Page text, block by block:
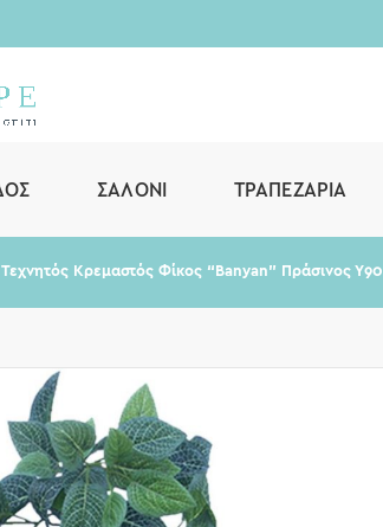
ΣΑΛΌΝΙ ΤΡΑΠΕΖΑΡΊΑ
Τεχνητός Κρεμαστός Φίκος “Banyan” Πράσινος Υ90